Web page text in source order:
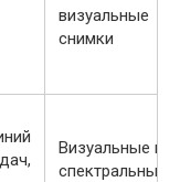
визуальные
снимки
Визуальные и
спектральные